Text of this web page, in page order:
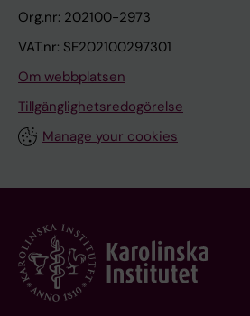
Org.nr: 202100-2973
VAT.nr: SE202100297301
Om webbplatsen
Tillgänglighetsredogörelse
Manage your cookies